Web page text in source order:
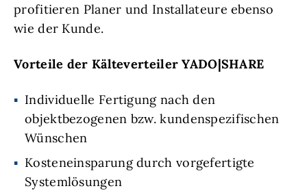
profitieren Planer und Installateure ebenso
wie der Kunde.
Vorteile der Kälteverteiler YADO|SHARE
Individuelle Fertigung nach den
objektbezogenen bzw. kundenspezifischen
Wünschen
Kosteneinsparung durch vorgefertigte
Systemlösungen